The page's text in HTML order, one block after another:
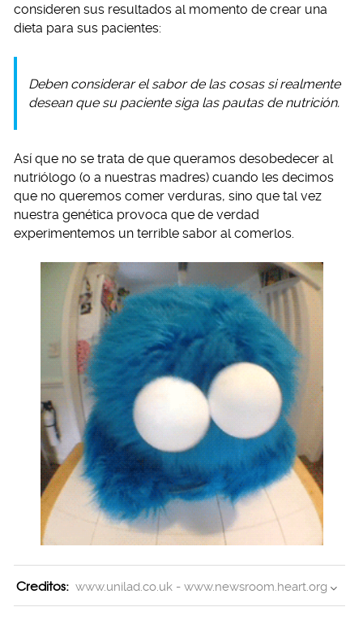
consideren sus resultados al momento de crear una
dieta para sus pacientes:
Deben considerar el sabor de las cosas si realmente
desean que su paciente siga las pautas de nutrición.
Así que no se trata de que queramos desobedecer al
nutriólogo (o a nuestras madres) cuando les decimos
que no queremos comer verduras, sino que tal vez
nuestra genética provoca que de verdad
experimentemos un terrible sabor al comerlos.
Creditos: www.unilad.co.uk - www.newsroom.heart.org